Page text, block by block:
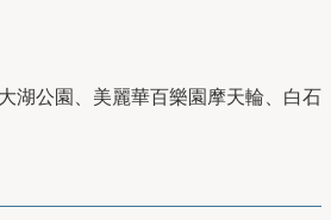
湖公園、美麗華百樂園摩天輪、白石